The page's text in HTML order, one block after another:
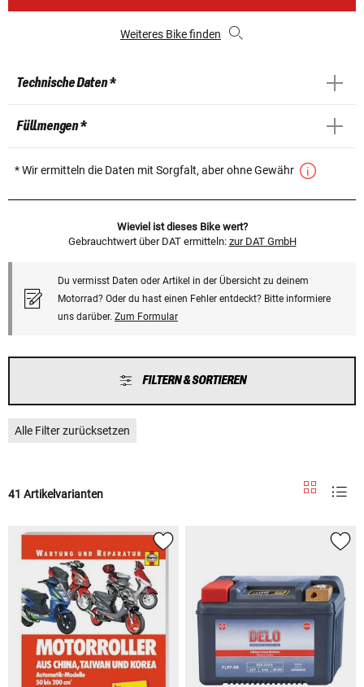
Weiteres Bike finden
Technische Daten *
Füllmengen *
* Wir ermitteln die Daten mit Sorgfalt, aber ohne Gewähr
Wieviel ist dieses Bike wert?
Gebrauchtwert über DAT ermitteln: zur DAT GmbH
Du vermisst Daten oder Artikel in der Übersicht zu deinem
Motorrad? Oder du hast einen Fehler entdeckt? Bitte informiere
uns darüber. Zum Formular
FILTERN & SORTIEREN
Alle Filter zurücksetzen
41 Artikelvarianten